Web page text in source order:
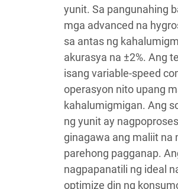
yunit. Sa pangunahing
mga advanced na
sa antas ng
akurasya na ±2%. Ang
isang variable-speed
operasyon nito upang
kahalumigmigan. Ang
ng yunit ay
ginagawa ang maliit na
parehong pagganap.
nagpapanatili ng ideal
optimize din ng